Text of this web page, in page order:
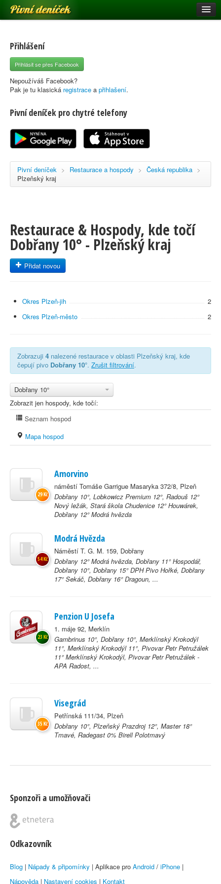
Pivní deníček
Pivní mapa
Pivní značky
Nápověda
Registrace
Přihlášení
Přihlásit se přes Facebook
Nepoužíváš Facebook?
Pak je tu klasická registrace a přihlašení.
Pivní deníček pro chytré telefony
Pivní deníček > Restaurace a hospody > Česká republika >
Plzeňský kraj
Restaurace & Hospody, kde točí
Dobřany 10° - Plzeňský kraj
Přidat novou
Okres Plzeň-jih
2
Okres Plzeň-město
2
Zobrazuji 4 nalezené restaurace v oblasti Plzeňský kraj, kde
čepují pivo Dobřany 10°. Zrušit filtrování.
Dobřany 10°
Zobrazit jen hospody, kde točí:
Seznam hospod
Mapa hospod
Amorvino
náměstí Tomáše Garrigue Masaryka 372/8, Plzeň
Dobřany 10°, Lobkowicz Premium 12°, Radouš 12°
Nový ležák, Stará škola Chudenice 12° Houwárek,
Dobřany 12° Modrá hvězda
29 Kč
Modrá Hvězda
Náměstí T. G. M. 159, Dobřany
Dobřany 12° Modrá hvězda, Dobřany 11° Hospodář,
Dobřany 10°, Dobřany 15° DPH Pivo Hořké, Dobřany
17° Sekáč, Dobřany 16° Dragoun, ...
54 Kč
Penzion U Josefa
1. máje 92, Merklín
Gambrinus 10°, Dobřany 10°, Merklínský Krokodýl
11°, Merklínský Krokodýl 11°, Pivovar Petr Petružálek
11° Merklínský Krokodýl, Pivovar Petr Petružálek -
APA Radost, ...
23 Kč
Visegrád
Petřínská 111/34, Plzeň
Dobřany 10°, Plzeňský Prazdroj 12°, Master 18°
Tmavé, Radegast 0% Birell Polotmavý
35 Kč
Sponzoři a umožňovači
Odkazovník
Blog | Nápady & připomínky | Aplikace pro Android / iPhone |
Nápověda | Nastavení cookies | Kontakt